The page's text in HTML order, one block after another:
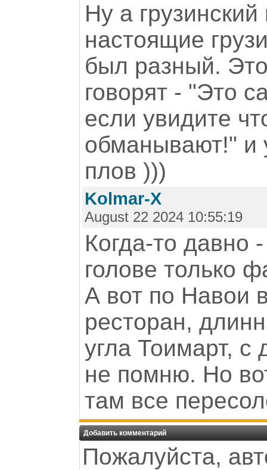
Ну а
настоящие
был разный.
говорят - "Это
если увидите
обманывают!" и
плов )))
Kolmar-X
August 22 2024 10:55:19
Когда-то давно
голове только
А вот по Навои
ресторан,
угла Тоимарт, с
не помню. Но
там все
Добавить комментарий
Пожалуйста,